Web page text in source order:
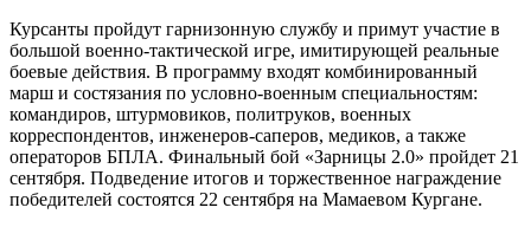
Курсанты пройдут гарнизонную службу и примут участие в
большой военно-тактической игре, имитирующей реальные
боевые действия. В программу входят комбинированный
марш и состязания по условно-военным специальностям:
командиров, штурмовиков, политруков, военных
корреспондентов, инженеров-саперов, медиков, а также
операторов БПЛА. Финальный бой «Зарницы 2.0» пройдет 21
сентября. Подведение итогов и торжественное награждение
победителей состоятся 22 сентября на Мамаевом Кургане.